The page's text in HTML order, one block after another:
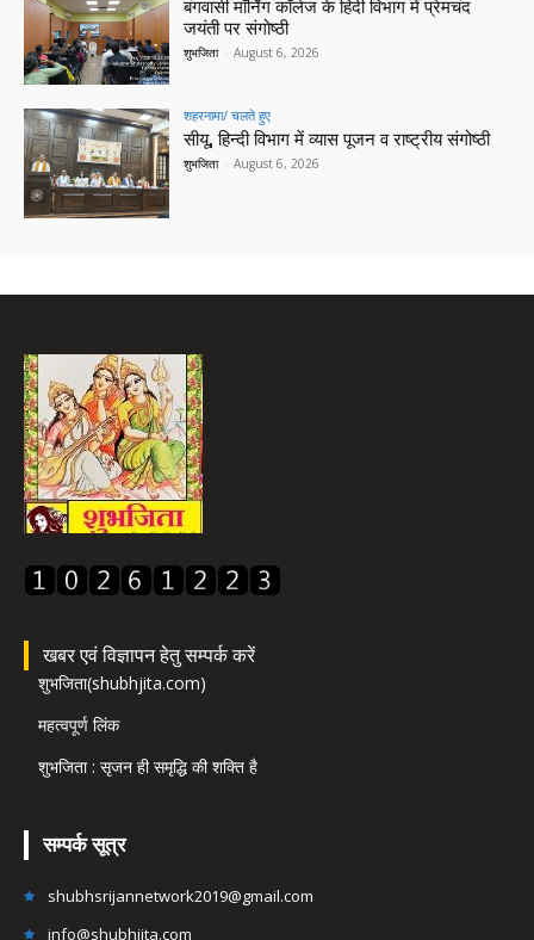
बंगवासी मॉर्निंग कॉलेज के हिंदी विभाग में प्रेमचंद
जयंती पर संगोष्ठी
शुभजिता - August 6, 2026
शहरनामा/ चलते हुए
सीयू, हिन्दी विभाग में व्यास पूजन व राष्ट्रीय संगोष्ठी
शुभजिता - August 6, 2026
खबर एवं विज्ञापन हेतु सम्पर्क करें
शुभजिता(shubhjita.com)
महत्वपूर्ण लिंक
शुभजिता : सृजन ही समृद्धि की शक्ति है
सम्पर्क सूत्र
shubhsrijannetwork2019@gmail.com
info@shubhjita.com